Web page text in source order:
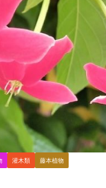
灌木類 藤本植物
辨認他們的形態，樹